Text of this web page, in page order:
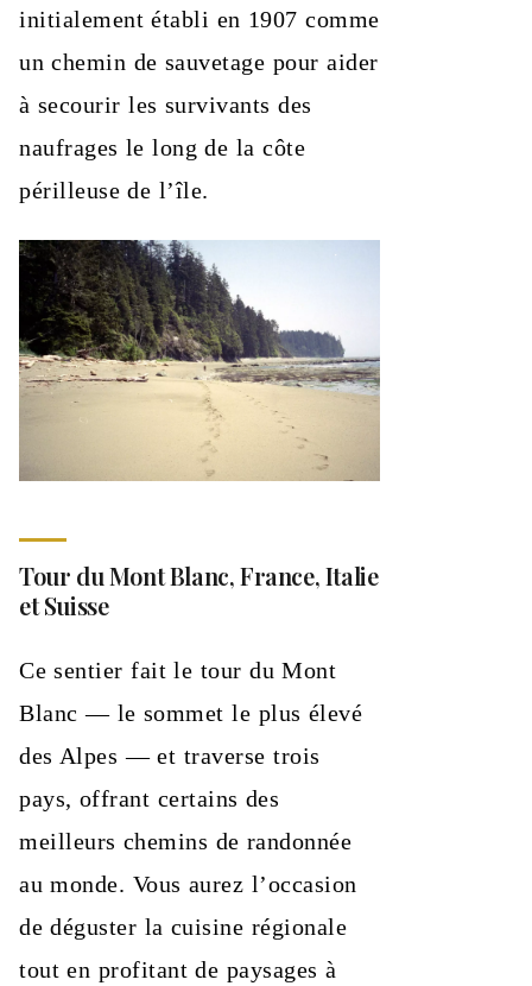
initialement établi en 1907 comme
un chemin de sauvetage pour aider
à secourir les survivants des
naufrages le long de la côte
périlleuse de l’île.
Tour du Mont Blanc, France, Italie
et Suisse
Ce sentier fait le tour du Mont
Blanc — le sommet le plus élevé
des Alpes — et traverse trois
pays, offrant certains des
meilleurs chemins de randonnée
au monde. Vous aurez l’occasion
de déguster la cuisine régionale
tout en profitant de paysages à